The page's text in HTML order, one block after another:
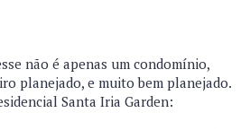
não é apenas um condomínio,
planejado, e muito bem planejado.
Santa Iria Garden: